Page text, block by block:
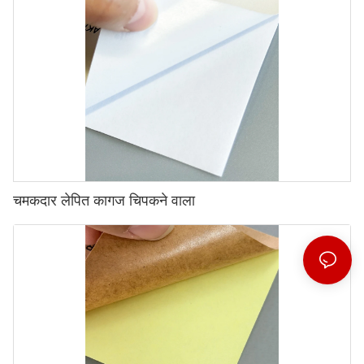
चमकदार लेपित कागज चिपकने वाला